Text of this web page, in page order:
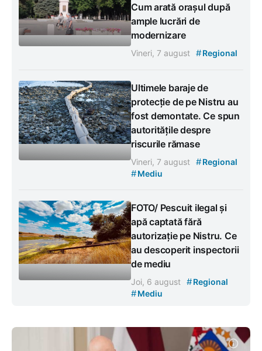
Cum arată orașul după
ample lucrări de
modernizare
Vineri, 7 august #Regional
Ultimele baraje de
protecție de pe Nistru au
fost demontate. Ce spun
autoritățile despre
riscurile rămase
Vineri, 7 august #Regional
#Mediu
FOTO/ Pescuit ilegal și
apă captată fără
autorizație pe Nistru. Ce
au descoperit inspectorii
de mediu
Joi, 6 august #Regional
#Mediu